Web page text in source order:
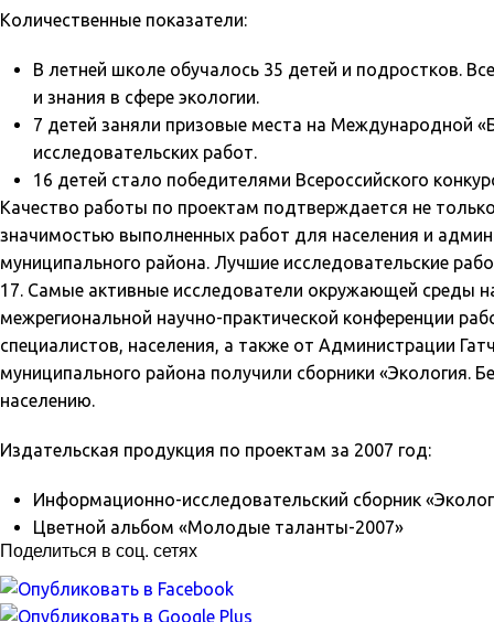
Количественные показатели:
В летней школе обучалось 35 детей и подростков.
и знания в сфере экологии.
7 детей заняли призовые места на Международной
исследовательских работ.
16 детей стало победителями Всероссийского
Качество работы по проектам подтверждается не
значимостью выполненных работ для населения и
муниципального района. Лучшие исследовательские
17. Самые активные исследователи окружающей среды
межрегиональной научно-практической конференции
специалистов, населения, а также от Администрации
муниципального района получили сборники «Экология.
населению.
Издательская продукция по проектам за 2007 год:
Информационно-исследовательский сборник
Цветной альбом «Молодые таланты-2007»
Поделиться в соц. сетях